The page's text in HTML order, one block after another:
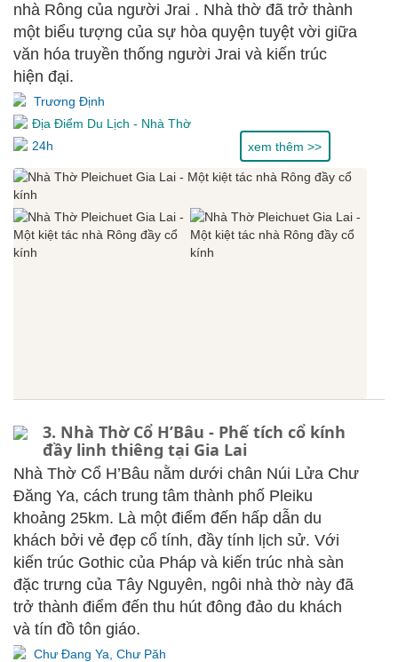
nhà Rông của người Jrai . Nhà thờ đã trở thành
một biểu tượng của sự hòa quyện tuyệt vời giữa
văn hóa truyền thống người Jrai và kiến trúc
hiện đại.
Trương Định
Địa Điểm Du Lịch - Nhà Thờ
24h
xem thêm >>
3. Nhà Thờ Cổ H’Bâu - Phế tích cổ kính
đầy linh thiêng tại Gia Lai
Nhà Thờ Cổ H’Bâu nằm dưới chân Núi Lửa Chư
Đăng Ya, cách trung tâm thành phố Pleiku
khoảng 25km. Là một điểm đến hấp dẫn du
khách bởi vẻ đẹp cổ tính, đầy tính lịch sử. Với
kiến trúc Gothic của Pháp và kiến trúc nhà sàn
đặc trưng của Tây Nguyên, ngôi nhà thờ này đã
trở thành điểm đến thu hút đông đảo du khách
và tín đồ tôn giáo.
Chư Đang Ya, Chư Păh